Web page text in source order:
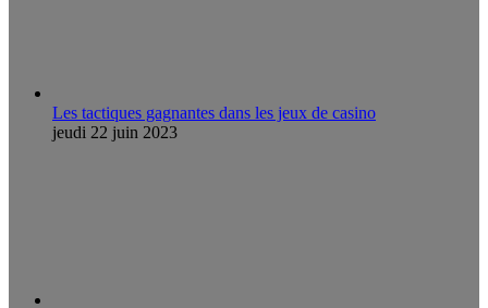
Les tactiques gagnantes dans les jeux de casino
jeudi 22 juin 2023